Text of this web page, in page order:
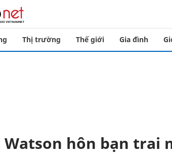
Thị trường Thế giới Gia đình
Watson hôn bạn trai